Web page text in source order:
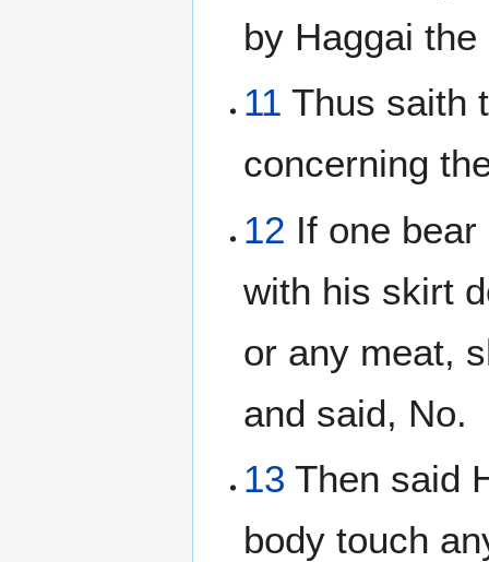
by Haggai
11 Thus saith
concerning
12 If one
with his skirt
or any meat,
and said, No.
13 Then said
body touch